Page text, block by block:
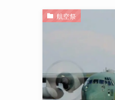
航空祭